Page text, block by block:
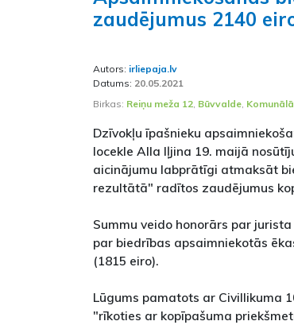
zaudējumus 2140
Autors: irliepaja.lv
Datums: 20.05.2021
Birkas: Reiņu meža 12, Būvvalde,
Dzīvokļu īpašnieku
locekle Alla Iļjina 19. maijā
aicinājumu labprātīgi atmaksāt
rezultātā" radītos zaudējumus
Summu veido honorārs par
par biedrības apsaimniekotās
(1815 eiro).
Lūgums pamatots ar Civillikuma
"rīkoties ar kopīpašuma